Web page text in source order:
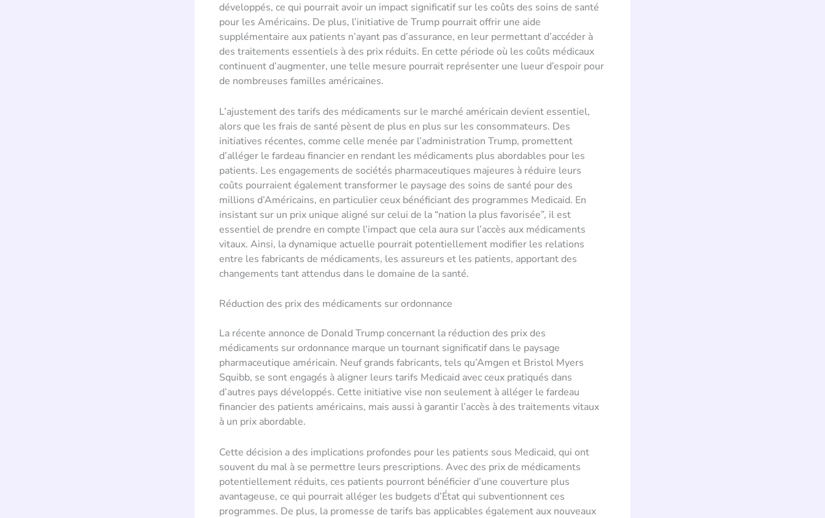
développés, ce qui pourrait avoir un impact significatif sur les coûts des soins de santé
pour les Américains. De plus, l’initiative de Trump pourrait offrir une aide
supplémentaire aux patients n’ayant pas d’assurance, en leur permettant d’accéder à
des traitements essentiels à des prix réduits. En cette période où les coûts médicaux
continuent d’augmenter, une telle mesure pourrait représenter une lueur d’espoir pour
de nombreuses familles américaines.
L’ajustement des tarifs des médicaments sur le marché américain devient essentiel,
alors que les frais de santé pèsent de plus en plus sur les consommateurs. Des
initiatives récentes, comme celle menée par l’administration Trump, promettent
d’alléger le fardeau financier en rendant les médicaments plus abordables pour les
patients. Les engagements de sociétés pharmaceutiques majeures à réduire leurs
coûts pourraient également transformer le paysage des soins de santé pour des
millions d’Américains, en particulier ceux bénéficiant des programmes Medicaid. En
insistant sur un prix unique aligné sur celui de la “nation la plus favorisée”, il est
essentiel de prendre en compte l’impact que cela aura sur l’accès aux médicaments
vitaux. Ainsi, la dynamique actuelle pourrait potentiellement modifier les relations
entre les fabricants de médicaments, les assureurs et les patients, apportant des
changements tant attendus dans le domaine de la santé.
Réduction des prix des médicaments sur ordonnance
La récente annonce de Donald Trump concernant la réduction des prix des
médicaments sur ordonnance marque un tournant significatif dans le paysage
pharmaceutique américain. Neuf grands fabricants, tels qu’Amgen et Bristol Myers
Squibb, se sont engagés à aligner leurs tarifs Medicaid avec ceux pratiqués dans
d’autres pays développés. Cette initiative vise non seulement à alléger le fardeau
financier des patients américains, mais aussi à garantir l’accès à des traitements vitaux
à un prix abordable.
Cette décision a des implications profondes pour les patients sous Medicaid, qui ont
souvent du mal à se permettre leurs prescriptions. Avec des prix de médicaments
potentiellement réduits, ces patients pourront bénéficier d’une couverture plus
avantageuse, ce qui pourrait alléger les budgets d’État qui subventionnent ces
programmes. De plus, la promesse de tarifs bas applicables également aux nouveaux